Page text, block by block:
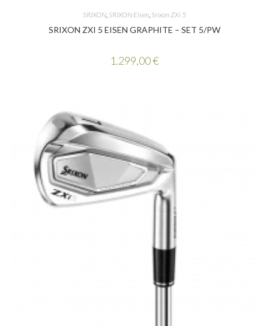
SRIXON, SRIXON Eisen, Srixon ZXi 5
SRIXON ZXI 5 EISEN GRAPHITE – SET 5/PW
1.299,00€